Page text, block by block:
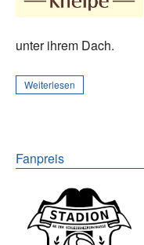
unter ihrem Dach.
Weiterlesen
Fanpreis